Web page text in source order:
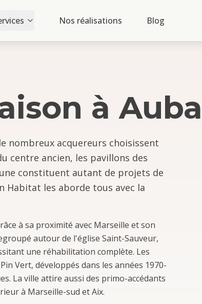
Nos réalisations Blog
à
nombreux acquereurs choisissent
centre ancien, les pavillons des
constituent autant de projets de
Habitat les aborde tous avec la
à sa proximité avec Marseille et son
autour de l'église Saint-Sauveur,
une réhabilitation complète. Les
Vert, développés dans les années 1970-
La ville attire aussi des primo-accédants
à Marseille-sud et Aix.